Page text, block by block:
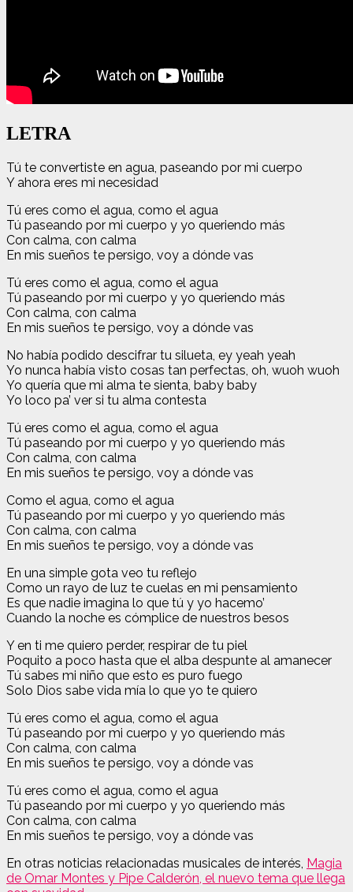
LETRA
Tú te convertiste en agua, paseando por mi cuerpo
Y ahora eres mi necesidad
Tú eres como el agua, como el agua
Tú paseando por mi cuerpo y yo queriendo más
Con calma, con calma
En mis sueños te persigo, voy a dónde vas
Tú eres como el agua, como el agua
Tú paseando por mi cuerpo y yo queriendo más
Con calma, con calma
En mis sueños te persigo, voy a dónde vas
No había podido descifrar tu silueta, ey yeah yeah
Yo nunca había visto cosas tan perfectas, oh, wuoh wuoh
Yo quería que mi alma te sienta, baby baby
Yo loco pa’ ver si tu alma contesta
Tú eres como el agua, como el agua
Tú paseando por mi cuerpo y yo queriendo más
Con calma, con calma
En mis sueños te persigo, voy a dónde vas
Como el agua, como el agua
Tú paseando por mi cuerpo y yo queriendo más
Con calma, con calma
En mis sueños te persigo, voy a dónde vas
En una simple gota veo tu reflejo
Como un rayo de luz te cuelas en mi pensamiento
Es que nadie imagina lo que tú y yo hacemo’
Cuando la noche es cómplice de nuestros besos
Y en ti me quiero perder, respirar de tu piel
Poquito a poco hasta que el alba despunte al amanecer
Tú sabes mi niño que esto es puro fuego
Solo Dios sabe vida mía lo que yo te quiero
Tú eres como el agua, como el agua
Tú paseando por mi cuerpo y yo queriendo más
Con calma, con calma
En mis sueños te persigo, voy a dónde vas
Tú eres como el agua, como el agua
Tú paseando por mi cuerpo y yo queriendo más
Con calma, con calma
En mis sueños te persigo, voy a dónde vas
En otras noticias relacionadas musicales de interés, Magia
de Omar Montes y Pipe Calderón, el nuevo tema que llega